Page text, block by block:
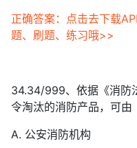
正确答案：点击去下载
题、刷题、练习哦>>
34.34/999、依据《消防
令淘汰的消防产品，可由
A. 公安消防机构